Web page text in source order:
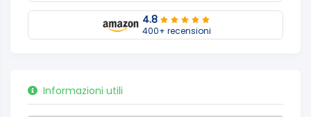
4.8
400+ recensioni
Informazioni utili